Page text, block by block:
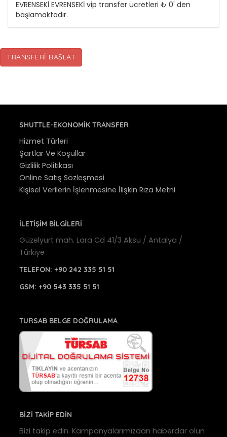
EVRENSEKİ EVRENSEKİ vip transfer ücretleri ₺ 0' den
başlamaktadır.
TRANSFERI BAŞLAT
SHUTTLE-EKONOMIK TRANSFER
Hizmet Türleri
Şartlar Ve Koşullar
Gizlilik Politikası
Online Satış Sözleşmesi
Kişisel Verilerin İşlenmesine İlişkin Rıza Metni
İLETİŞİM BİLGİLERİ
Güzelyurt mah. Lara Cd 41/3 Aksu / Antalya /
Türkiye
TELEFON: +90 242 335 51 51
GSM: +90 543 335 51 51
TURSAB BELGE DOĞRULAMA
BİZİ TAKİP EDİN
Bizi takip edin. Kampanyalarımızdan haberdar olun